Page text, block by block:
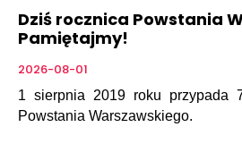
Dziś rocznica Powstania
Pamiętajmy!
2026-08-01
1 sierpnia 2019 roku przypada
Powstania Warszawskiego.